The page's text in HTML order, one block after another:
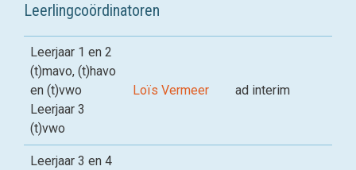
Leerlingcoördinatoren
Leerjaar 1 en 2
(t)mavo, (t)havo
en (t)vwo
Leerjaar 3
(t)vwo
Loïs Vermeer ad interim
Leerjaar 3 en 4